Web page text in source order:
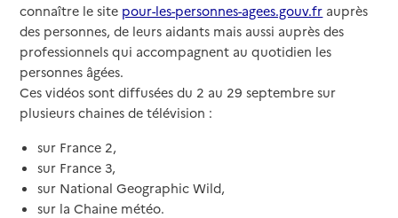
connaître le site pour-les-personnes-agees.gouv.fr auprès
des personnes, de leurs aidants mais aussi auprès des
professionnels qui accompagnent au quotidien les
personnes âgées.
Ces vidéos sont diffusées du 2 au 29 septembre sur
plusieurs chaines de télévision :
sur France 2,
sur France 3,
sur National Geographic Wild,
sur la Chaine météo.